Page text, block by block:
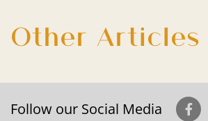
Other Articles
Follow our Social Media